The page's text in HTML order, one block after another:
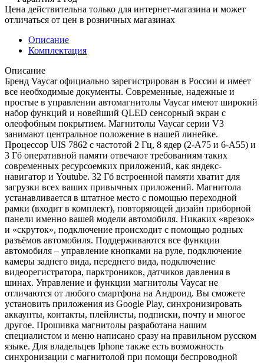
Цена действительна только для интернет-магазина и может
отличаться от цен в розничных магазинах
Описание
Комплектация
Описание
Бренд Vaycar официально зарегистрирован в России и имеет
все необходимые документы. Современные, надежные и
простые в управлении автомагнитолы Vaycar имеют широкий
набор функций и новейший QLED сенсорный экран с
олеофобным покрытием. Магнитолы Vaycar серии V3
занимают центральное положение в нашей линейке.
Процессор UIS 7862 с частотой 2 Гц, 8 ядер (2-А75 и 6-А55) и
3 Гб оперативной памяти отвечают требованиям таких
современных ресурсоемких приложений, как яндекс-
навигатор и Youtube. 32 Гб встроенной памяти хватит для
загрузки всех ваших привычных приложений. Магнитола
устанавливается в штатное место с помощью переходной
рамки (входит в комплект), повторяющей дизайн приборной
панели именно вашей модели автомобиля. Никаких «врезок»
и «скруток», подключение происходит с помощью родных
разъёмов автомобиля. Поддерживаются все функции
автомобиля – управление кнопками на руле, подключение
камеры заднего вида, переднего вида, подключение
видеорегистратора, парктроников, датчиков давления в
шинах. Управление и функции магнитолы Vaycar не
отличаются от любого смартфона на Андроид. Вы сможете
установить приложения из Google Play, синхронизировать
аккаунты, контакты, плейлисты, подписки, почту и многое
другое. Прошивка магнитолы разработана нашим
специалистом и меню написано сразу на правильном русском
языке. Для владельцев Iphone также есть возможность
синхронизации с магнитолой при помощи беспроводной